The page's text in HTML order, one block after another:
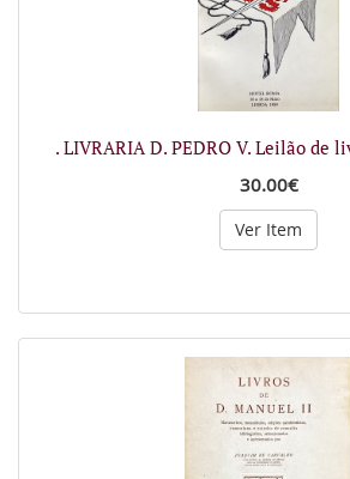
. LIVRARIA D. PEDRO V. Leilão de
30.00€
Ver Item